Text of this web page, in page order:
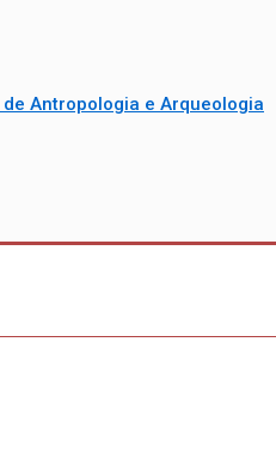
Antropologia e Arqueologia